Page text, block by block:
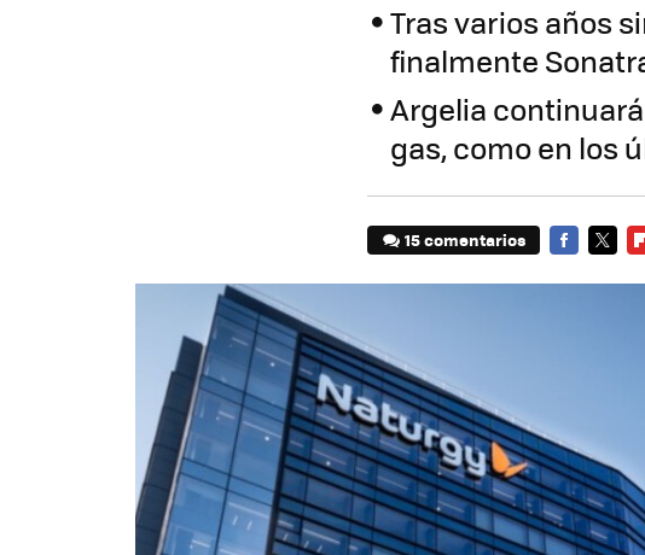
Tras varios años
finalmente
Argelia
gas, como en los
15 comentarios